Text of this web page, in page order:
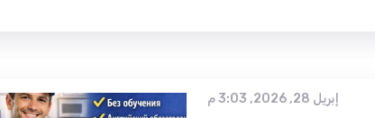
إبريل 28, 2026, 3:03 م